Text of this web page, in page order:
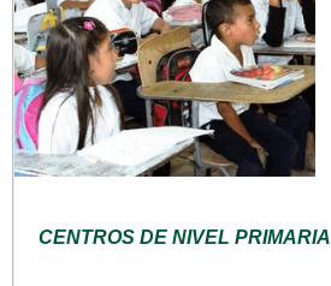
CENTROS DE NIVEL PRIMARIA